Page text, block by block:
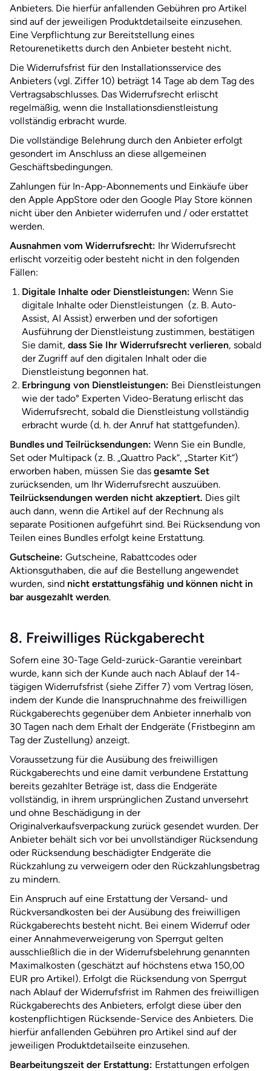
Anbieters. Die hierfür anfallenden Gebühren pro Artikel
sind auf der jeweiligen Produktdetailseite einzusehen.
Eine Verpflichtung zur Bereitstellung eines
Retourenetiketts durch den Anbieter besteht nicht.
Die Widerrufsfrist für den Installationsservice des
Anbieters (vgl. Ziffer 10) beträgt 14 Tage ab dem Tag des
Vertragsabschlusses. Das Widerrufsrecht erlischt
regelmäßig, wenn die Installationsdienstleistung
vollständig erbracht wurde.
Die vollständige Belehrung durch den Anbieter erfolgt
gesondert im Anschluss an diese allgemeinen
Geschäftsbedingungen.
Zahlungen für In-App-Abonnements und Einkäufe über
den Apple AppStore oder den Google Play Store können
nicht über den Anbieter widerrufen und / oder erstattet
werden.
Ausnahmen vom Widerrufsrecht: Ihr Widerrufsrecht
erlischt vorzeitig oder besteht nicht in den folgenden
Fällen:
Digitale Inhalte oder Dienstleistungen: Wenn Sie
digitale Inhalte oder Dienstleistungen (z. B. Auto-
Assist, AI Assist) erwerben und der sofortigen
Ausführung der Dienstleistung zustimmen, bestätigen
Sie damit, dass Sie Ihr Widerrufsrecht verlieren, sobald
der Zugriff auf den digitalen Inhalt oder die
Dienstleistung begonnen hat.
Erbringung von Dienstleistungen: Bei Dienstleistungen
wie der tado° Experten Video-Beratung erlischt das
Widerrufsrecht, sobald die Dienstleistung vollständig
erbracht wurde (d. h. der Anruf hat stattgefunden).
Bundles und Teilrücksendungen: Wenn Sie ein Bundle,
Set oder Multipack (z. B. „Quattro Pack“, „Starter Kit“)
erworben haben, müssen Sie das gesamte Set
zurücksenden, um Ihr Widerrufsrecht auszuüben.
Teilrücksendungen werden nicht akzeptiert. Dies gilt
auch dann, wenn die Artikel auf der Rechnung als
separate Positionen aufgeführt sind. Bei Rücksendung von
Teilen eines Bundles erfolgt keine Erstattung.
Gutscheine: Gutscheine, Rabattcodes oder
Aktionsguthaben, die auf die Bestellung angewendet
wurden, sind nicht erstattungsfähig und können nicht in
bar ausgezahlt werden.
8. Freiwilliges Rückgaberecht
Sofern eine 30-Tage Geld-zurück-Garantie vereinbart
wurde, kann sich der Kunde auch nach Ablauf der 14-
tägigen Widerrufsfrist (siehe Ziffer 7) vom Vertrag lösen,
indem der Kunde die Inanspruchnahme des freiwilligen
Rückgaberechts gegenüber dem Anbieter innerhalb von
30 Tagen nach dem Erhalt der Endgeräte (Fristbeginn am
Tag der Zustellung) anzeigt.
Voraussetzung für die Ausübung des freiwilligen
Rückgaberechts und eine damit verbundene Erstattung
bereits gezahlter Beträge ist, dass die Endgeräte
vollständig, in ihrem ursprünglichen Zustand unversehrt
und ohne Beschädigung in der
Originalverkaufsverpackung zurück gesendet wurden. Der
Anbieter behält sich vor bei unvollständiger Rücksendung
oder Rücksendung beschädigter Endgeräte die
Rückzahlung zu verweigern oder den Rückzahlungsbetrag
zu mindern.
Ein Anspruch auf eine Erstattung der Versand- und
Rückversandkosten bei der Ausübung des freiwilligen
Rückgaberechts besteht nicht. Bei einem Widerruf oder
einer Annahmeverweigerung von Sperrgut gelten
ausschließlich die in der Widerrufsbelehrung genannten
Maximalkosten (geschätzt auf höchstens etwa 150,00
EUR pro Artikel). Erfolgt die Rücksendung von Sperrgut
nach Ablauf der Widerrufsfrist im Rahmen des freiwilligen
Rückgaberechts des Anbieters, erfolgt diese über den
kostenpflichtigen Rücksende-Service des Anbieters. Die
hierfür anfallenden Gebühren pro Artikel sind auf der
jeweiligen Produktdetailseite einzusehen.
Bearbeitungszeit der Erstattung: Erstattungen erfolgen